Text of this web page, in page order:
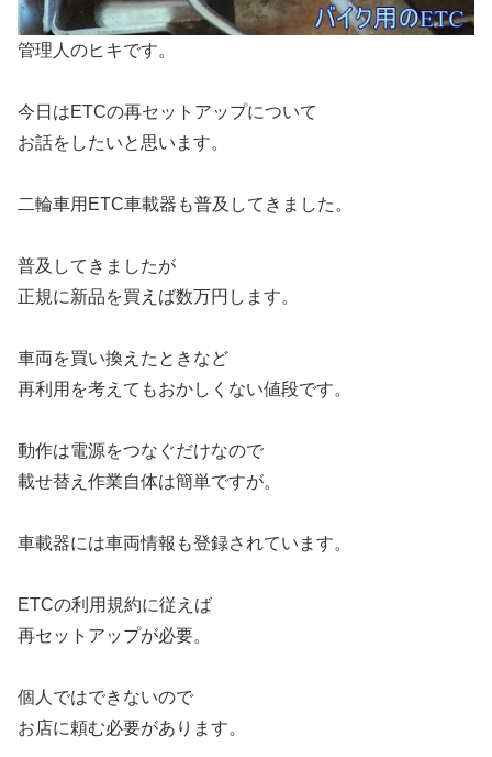
管理人のヒキです。
今日はETCの再セットアップについて
お話をしたいと思います。
二輪車用ETC車載器も普及してきました。
普及してきましたが
正規に新品を買えば数万円します。
車両を買い換えたときなど
再利用を考えてもおかしくない値段です。
動作は電源をつなぐだけなので
載せ替え作業自体は簡単ですが。
車載器には車両情報も登録されています。
ETCの利用規約に従えば
再セットアップが必要。
個人ではできないので
お店に頼む必要があります。